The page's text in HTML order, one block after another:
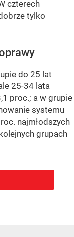
czterech
tylko
do 25 lat
25-34 lata
proc.; a w grupie
systemu
najmłodszych
grupach